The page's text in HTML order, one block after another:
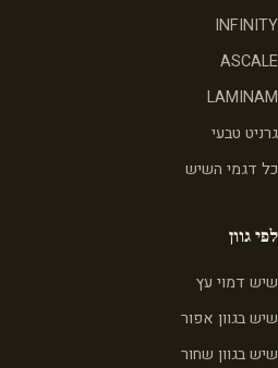
INFINITY
ASCALE
LAMINAM
גרניט טבעי
כל דגמי השיש
לפי גוון
שיש דמוי עץ
שיש בגוון אפור
שיש בגוון שחור